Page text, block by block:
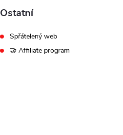
Ostatní
Spřátelený web
🤝 Affiliate program